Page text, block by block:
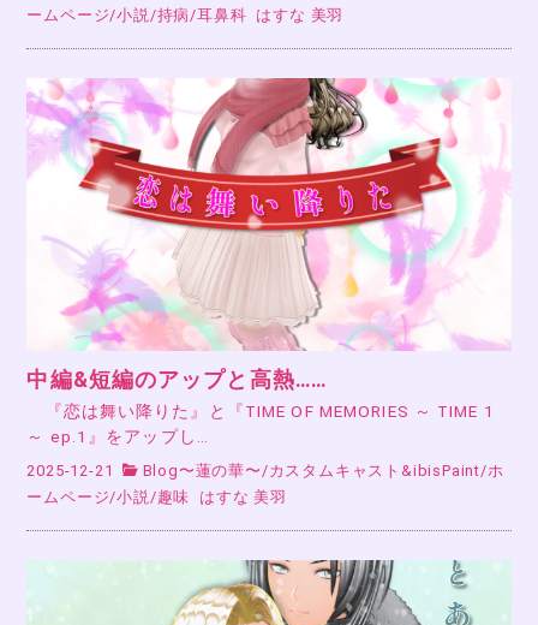
ームページ/小説/持病/耳鼻科 はすな 美羽
中編&短編のアップと高熱……
『恋は舞い降りた』と『TIME OF MEMORIES ～ TIME 1
～ ep.1』をアップし…
2025-12-21 Blog〜蓮の華〜 /カスタムキャスト&ibisPaint/ホ
ームページ/小説 /趣味 はすな 美羽